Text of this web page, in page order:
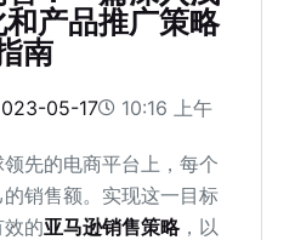
产品推广策略
南
05-17 10:16 上午
先的电商平台上，每个
销售额。实现这一目标
效的亚马逊销售策略，以